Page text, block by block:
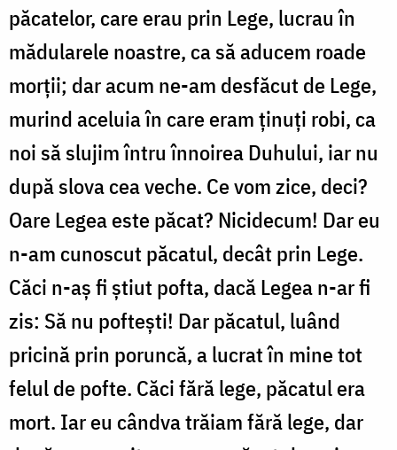
păcatelor, care erau prin Lege, lucrau în
mădularele noastre, ca să aducem roade
morții; dar acum ne-am desfăcut de Lege,
murind aceluia în care eram ținuți robi, ca
noi să slujim întru înnoirea Duhului, iar nu
după slova cea veche. Ce vom zice, deci?
Oare Legea este păcat? Nicidecum! Dar eu
n-am cunoscut păcatul, decât prin Lege.
Căci n-aș fi știut pofta, dacă Legea n-ar fi
zis: Să nu poftești! Dar păcatul, luând
pricină prin poruncă, a lucrat în mine tot
felul de pofte. Căci fără lege, păcatul era
mort. Iar eu cândva trăiam fără lege, dar